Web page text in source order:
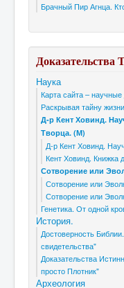
Брачный Пир Агнца.
Доказательства
Наука
Карта сайта –
Раскрывая тайну
Д-р Кент Ховинд.
Творца. (М)
Д-р Кент Ховинд.
Кент Ховинд. Книжка
Сотворение или
Сотворение или
Сотворение или
Генетика. От одной
История.
Достоверность
свидетельства"
Доказательства
просто Плотник"
Археология